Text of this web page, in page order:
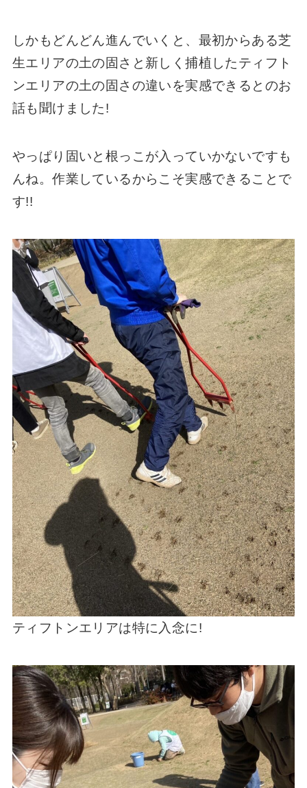
しかもどんどん進んでいくと、最初からある芝
生エリアの土の固さと新しく捕植したティフト
ンエリアの土の固さの違いを実感できるとのお
話も聞けました!
やっぱり固いと根っこが入っていかないですも
んね。作業しているからこそ実感できることで
す!!
ティフトンエリアは特に入念に!